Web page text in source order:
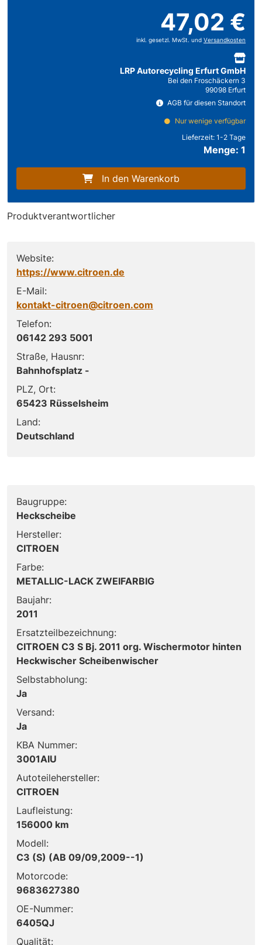
47,02 €
inkl. gesetzl. MwSt. und Versandkosten
LRP Autorecycling Erfurt GmbH
Bei den Froschäckern 3
99098 Erfurt
AGB für diesen Standort
Nur wenige verfügbar
Lieferzeit: 1-2 Tage
Menge: 1
In den Warenkorb
Produktverantwortlicher
Website:
https://www.citroen.de
E-Mail:
kontakt-citroen@citroen.com
Telefon:
06142 293 5001
Straße, Hausnr:
Bahnhofsplatz -
PLZ, Ort:
65423 Rüsselsheim
Land:
Deutschland
Baugruppe:
Heckscheibe
Hersteller:
CITROEN
Farbe:
METALLIC-LACK ZWEIFARBIG
Baujahr:
2011
Ersatzteilbezeichnung:
CITROEN C3 S Bj. 2011 org. Wischermotor hinten
Heckwischer Scheibenwischer
Selbstabholung:
Ja
Versand:
Ja
KBA Nummer:
3001AIU
Autoteilehersteller:
CITROEN
Laufleistung:
156000 km
Modell:
C3 (S) (AB 09/09,2009--1)
Motorcode:
9683627380
OE-Nummer:
6405QJ
Qualität: